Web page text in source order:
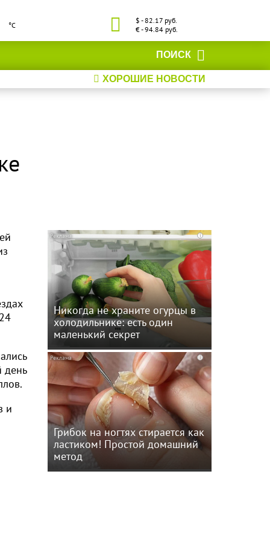
°С
$ - 82.17 руб.
€ - 94.84 руб.
ПОИСК
ХОРОШИЕ НОВОСТИ
день
и
i
Никогда не храните огурцы в
холодильнике: есть один
маленький секрет
i
Грибок на ногтях стирается как
ластиком! Простой домашний
метод